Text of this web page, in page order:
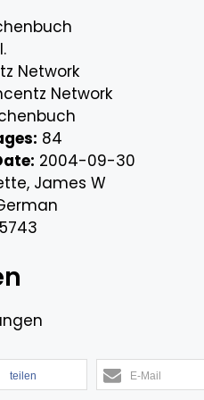
Network
Network
84
2004-09-30
James W
teilen E-Mail